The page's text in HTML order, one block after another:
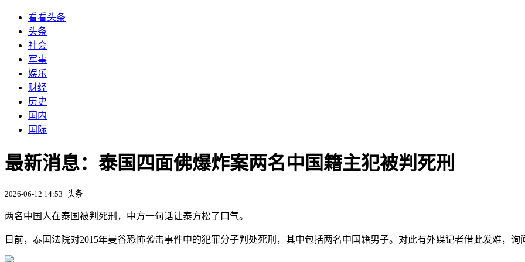
看看头条
头条
社会
军事
娱乐
财经
历史
国内
国际
最新消息：泰国四面佛爆炸案两名中国籍主犯被判死刑
2026-06-12 14:53 头条
两名中国人在泰国被判死刑，中方一句话让泰方松了口气。
日前，泰国法院对2015年曼谷恐怖袭击事件中的犯罪分子判处死刑，其中包括两名中国籍男子。对此有外媒记者借此发难，询